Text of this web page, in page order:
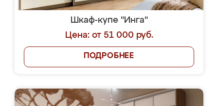
Шкаф-купе "Инга"
Цена: от 51 000 руб.
ПОДРОБНЕЕ